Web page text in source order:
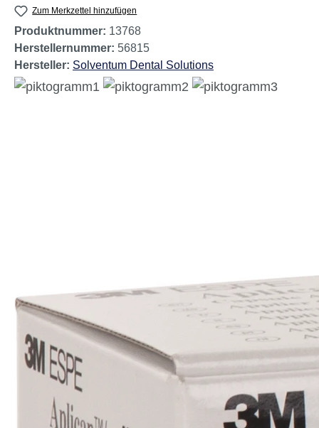
Zum Merkzettel hinzufügen
Produktnummer: 13768
Herstellernummer: 56815
Hersteller: Solventum Dental Solutions